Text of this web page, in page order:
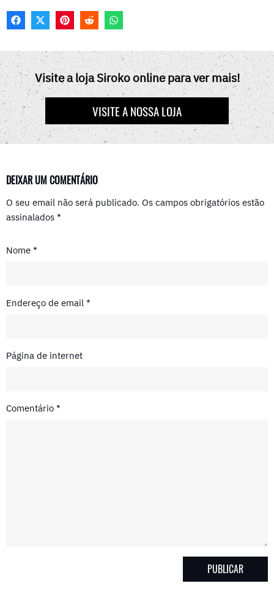
F
E
B
O
O
K
W
I
T
T
E
R
P
T
E
R
E
S
R
D
I
T
T
S
A
P
P
Visite a loja Siroko online para ver mais!
VISITE A NOSSA LOJA
DEIXAR UM COMENTÁRIO
O seu email não será publicado. Os campos obrigatórios estão
assinalados *
Nome *
Endereço de email *
Página de internet
Comentário *